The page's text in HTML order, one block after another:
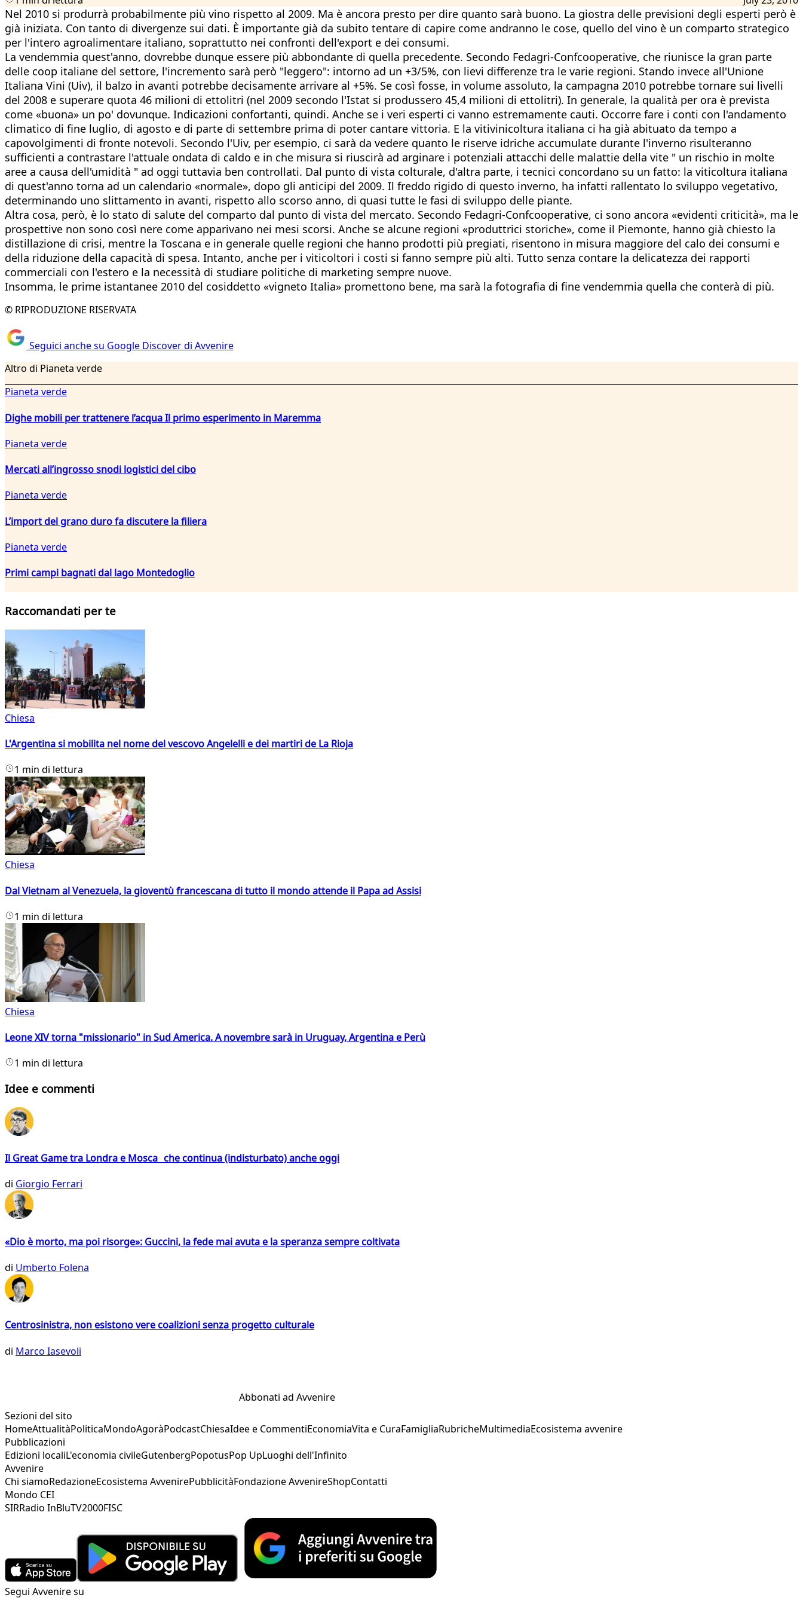
Nel 2010 si produrrà probabilmente più vino rispetto al 2009. Ma è ancora presto per dire quanto sarà buono. La giostra delle previsioni degli esperti però è
già iniziata. Con tanto di divergenze sui dati. È importante già da subito tentare di capire come andranno le cose, quello del vino è un comparto strategico
per l'intero agroalimentare italiano, soprattutto nei confronti dell'export e dei consumi.
La vendemmia quest'anno, dovrebbe dunque essere più abbondante di quella precedente. Secondo Fedagri-Confcooperative, che riunisce la gran parte
delle coop italiane del settore, l'incremento sarà però "leggero": intorno ad un +3/5%, con lievi differenze tra le varie regioni. Stando invece all'Unione
Italiana Vini (Uiv), il balzo in avanti potrebbe decisamente arrivare al +5%. Se così fosse, in volume assoluto, la campagna 2010 potrebbe tornare sui livelli
del 2008 e superare quota 46 milioni di ettolitri (nel 2009 secondo l'Istat si produssero 45,4 milioni di ettolitri). In generale, la qualità per ora è prevista
come «buona» un po' dovunque. Indicazioni confortanti, quindi. Anche se i veri esperti ci vanno estremamente cauti. Occorre fare i conti con l'andamento
climatico di fine luglio, di agosto e di parte di settembre prima di poter cantare vittoria. E la vitivinicoltura italiana ci ha già abituato da tempo a
capovolgimenti di fronte notevoli. Secondo l'Uiv, per esempio, ci sarà da vedere quanto le riserve idriche accumulate durante l'inverno risulteranno
sufficienti a contrastare l'attuale ondata di caldo e in che misura si riuscirà ad arginare i potenziali attacchi delle malattie della vite " un rischio in molte
aree a causa dell'umidità " ad oggi tuttavia ben controllati. Dal punto di vista colturale, d'altra parte, i tecnici concordano su un fatto: la viticoltura italiana
di quest'anno torna ad un calendario «normale», dopo gli anticipi del 2009. Il freddo rigido di questo inverno, ha infatti rallentato lo sviluppo vegetativo,
determinando uno slittamento in avanti, rispetto allo scorso anno, di quasi tutte le fasi di sviluppo delle piante.
Altra cosa, però, è lo stato di salute del comparto dal punto di vista del mercato. Secondo Fedagri-Confcooperative, ci sono ancora «evidenti criticità», ma le
prospettive non sono così nere come apparivano nei mesi scorsi. Anche se alcune regioni «produttrici storiche», come il Piemonte, hanno già chiesto la
distillazione di crisi, mentre la Toscana e in generale quelle regioni che hanno prodotti più pregiati, risentono in misura maggiore del calo dei consumi e
della riduzione della capacità di spesa. Intanto, anche per i viticoltori i costi si fanno sempre più alti. Tutto senza contare la delicatezza dei rapporti
commerciali con l'estero e la necessità di studiare politiche di marketing sempre nuove.
Insomma, le prime istantanee 2010 del cosiddetto «vigneto Italia» promettono bene, ma sarà la fotografia di fine vendemmia quella che conterà di più.
© RIPRODUZIONE RISERVATA
Seguici anche su Google Discover di Avvenire
Altro di Pianeta verde
Pianeta verde
Dighe mobili per trattenere l’acqua Il primo esperimento in Maremma
Pianeta verde
Mercati all’ingrosso snodi logistici del cibo
Pianeta verde
L’import del grano duro fa discutere la filiera
Pianeta verde
Primi campi bagnati dal lago Montedoglio
Raccomandati per te
Chiesa
L'Argentina si mobilita nel nome del vescovo Angelelli e dei martiri de La Rioja
1 min di lettura
Chiesa
Dal Vietnam al Venezuela, la gioventù francescana di tutto il mondo attende il Papa ad Assisi
1 min di lettura
Chiesa
Leone XIV torna "missionario" in Sud America. A novembre sarà in Uruguay, Argentina e Perù
1 min di lettura
Idee e commenti
Il Great Game tra Londra e Mosca che continua (indisturbato) anche oggi
di Giorgio Ferrari
«Dio è morto, ma poi risorge»: Guccini, la fede mai avuta e la speranza sempre coltivata
di Umberto Folena
Centrosinistra, non esistono vere coalizioni senza progetto culturale
di Marco Iasevoli
Abbonati ad Avvenire
Sezioni del sito
HomeAttualitàPoliticaMondoAgoràPodcastChiesaIdee e CommentiEconomiaVita e CuraFamigliaRubricheMultimediaEcosistema avvenire
Pubblicazioni
Edizioni localiL'economia civileGutenbergPopotusPop UpLuoghi dell'Infinito
Avvenire
Chi siamoRedazioneEcosistema AvvenirePubblicitàFondazione AvvenireShopContatti
Mondo CEI
SIRRadio InBluTV2000FISC
Segui Avvenire su